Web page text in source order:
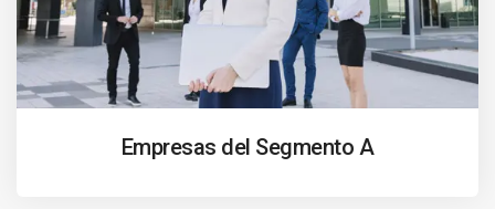
Empresas del Segmento A